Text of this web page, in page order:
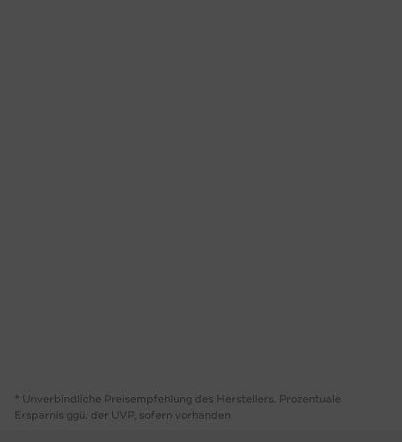
* Unverbindliche Preisempfehlung des Herstellers. Prozentuale
Ersparnis ggü. der UVP, sofern vorhanden